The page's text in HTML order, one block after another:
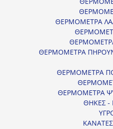
ΘΕΡΜΟΜΕΤΡΑ
ΘΕΡΜΟΜΕΤΡΑ
ΘΕΡΜΟΜΕΤΡΑ
ΘΕΡΜΟΜΕΤΡΑ
ΘΗΚΕΣ -